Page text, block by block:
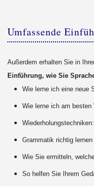
Umfassende
Außerdem erhalten Sie in
Einführung, wie Sie
Wie lerne ich eine neue
Wie lerne ich am besten
Grammatik richtig
Wie Sie ermitteln,
So helfen Sie Ihrem